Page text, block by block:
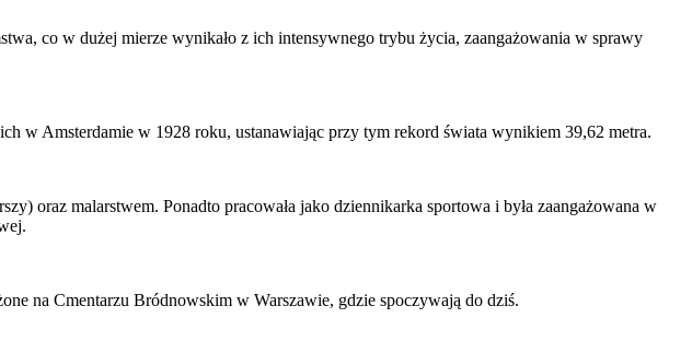
co w dużej mierze wynikało z ich intensywnego trybu życia, zaangażowania w sprawy
w Amsterdamie w 1928 roku, ustanawiając przy tym rekord świata wynikiem 39,62 metra.
oraz malarstwem. Ponadto pracowała jako dziennikarka sportowa i była zaangażowana w
na Cmentarzu Bródnowskim w Warszawie, gdzie spoczywają do dziś.